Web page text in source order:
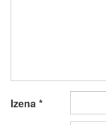
Izena *